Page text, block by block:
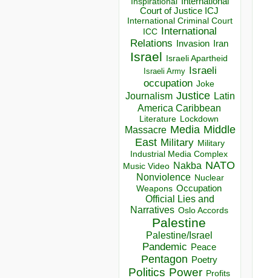
Court of Justice ICJ
International Criminal Court
ICC
International
Relations
Invasion Iran
Israel Israeli Apartheid
Israeli Army Israeli
occupation Joke
Journalism Justice Latin
America Caribbean
Literature Lockdown
Massacre Media Middle
East Military Military
Industrial Media Complex
Music Video Nakba NATO
Nonviolence Nuclear
Weapons Occupation
Official Lies and
Narratives Oslo Accords
Palestine
Palestine/Israel
Pandemic Peace
Pentagon Poetry
Politics Power Profits